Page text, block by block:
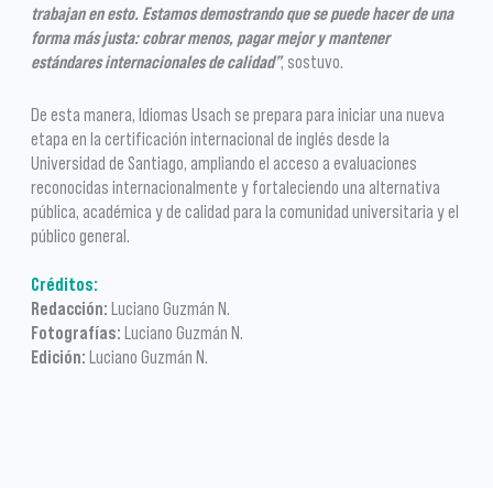
trabajan en esto. Estamos demostrando que se puede hacer de una
forma más justa: cobrar menos, pagar mejor y mantener
estándares internacionales de calidad”, sostuvo.
De esta manera, Idiomas Usach se prepara para iniciar una nueva
etapa en la certificación internacional de inglés desde la
Universidad de Santiago, ampliando el acceso a evaluaciones
reconocidas internacionalmente y fortaleciendo una alternativa
pública, académica y de calidad para la comunidad universitaria y el
público general.
Créditos:
Redacción: Luciano Guzmán N.
Fotografías: Luciano Guzmán N.
Edición: Luciano Guzmán N.